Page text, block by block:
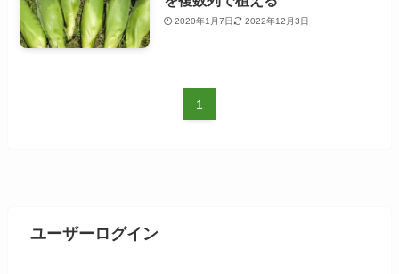
2020年1月7日 2022年12月3日
1
ユーザーログイン